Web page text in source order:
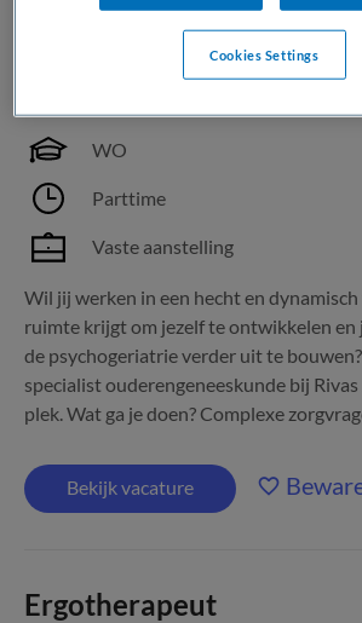
Specialist
WO
Parttime
Vaste aanstelling
Wil jij werken in een hecht en
ruimte krijgt om jezelf te ontwikkelen en
de psychogeriatrie verder uit te
specialist ouderengeneeskunde bij
plek. Wat ga je doen? Complexe
Bekijk vacature
Ergotherapeut
Cookies Settings